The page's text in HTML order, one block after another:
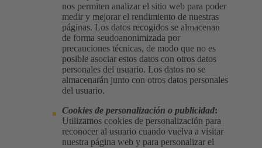
nos permiten analizar el sitio web para poder
medir y mejorar el rendimiento de nuestras
páginas. Los datos recogidos se almacenan
de forma seudoanonimizada por
precauciones técnicas, de modo que no es
posible asociar estos datos con otros datos
personales del usuario. Los datos no se
almacenarán junto con otros datos personales
del usuario.
Cookies de personalización o publicidad:
Utilizamos cookies de personalización para
reconocer al usuario cuando vuelva a visitar
nuestra página web y para personalizar el